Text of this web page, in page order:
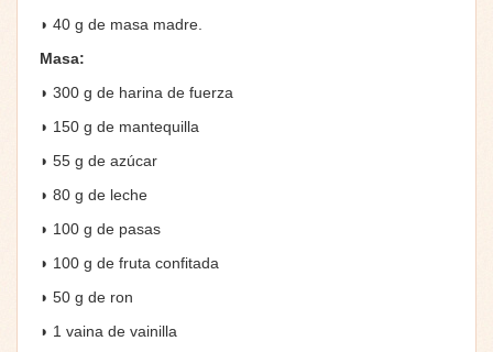
◗ 40 g de masa madre.
Masa:
◗ 300 g de harina de fuerza
◗ 150 g de mantequilla
◗ 55 g de azúcar
◗ 80 g de leche
◗ 100 g de pasas
◗ 100 g de fruta confitada
◗ 50 g de ron
◗ 1 vaina de vainilla